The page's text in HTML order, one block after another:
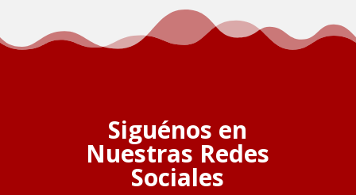
Siguénos en
Nuestras Redes
Sociales